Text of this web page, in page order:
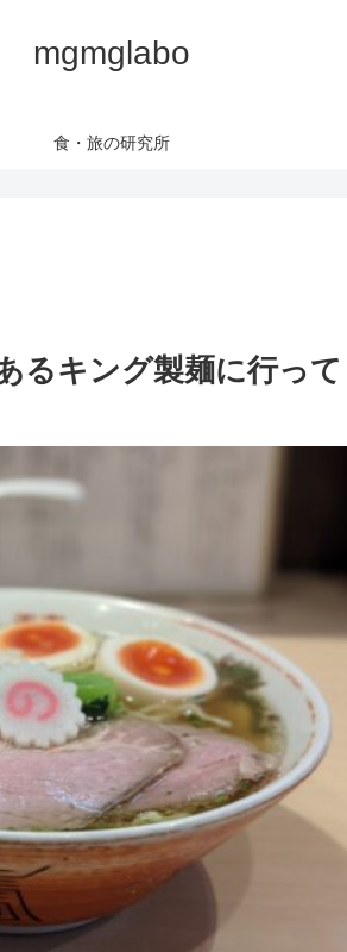
mgmglabo
食・旅の研究所
るキング製麺に行って